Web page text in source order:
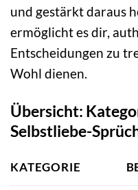
und gestärkt daraus
ermöglicht es dir,
Entscheidungen zu
Wohl dienen.
Übersicht:
Selbstliebe-
KATEGORIE